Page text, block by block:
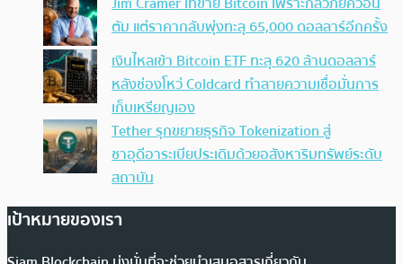
ตัม แต่ราคากลับพุ่งทะลุ 65,000 ดอลลาร์อีกครั้ง
เงินไหลเข้า Bitcoin ETF ทะลุ 620 ล้านดอลลาร์
หลังช่องโหว่ Coldcard ทำลายความเชื่อมั่นการ
เก็บเหรียญเอง
Tether รุกขยายธุรกิจ Tokenization สู่
ซาอุดีอาระเบียประเดิมด้วยอสังหาริมทรัพย์ระดับ
สถาบัน
เป้าหมายของเรา